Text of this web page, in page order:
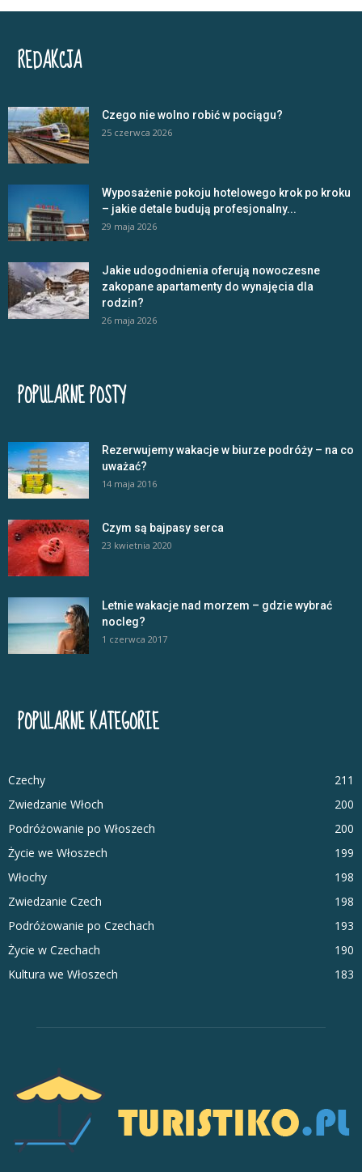
REDAKCJA
Czego nie wolno robić w pociągu?
25 czerwca 2026
Wyposażenie pokoju hotelowego krok po kroku
– jakie detale budują profesjonalny...
29 maja 2026
Jakie udogodnienia oferują nowoczesne
zakopane apartamenty do wynajęcia dla
rodzin?
26 maja 2026
POPULARNE POSTY
Rezerwujemy wakacje w biurze podróży – na co
uważać?
14 maja 2016
Czym są bajpasy serca
23 kwietnia 2020
Letnie wakacje nad morzem – gdzie wybrać
nocleg?
1 czerwca 2017
POPULARNE KATEGORIE
Czechy
211
Zwiedzanie Włoch
200
Podróżowanie po Włoszech
200
Życie we Włoszech
199
Włochy
198
Zwiedzanie Czech
198
Podróżowanie po Czechach
193
Życie w Czechach
190
Kultura we Włoszech
183